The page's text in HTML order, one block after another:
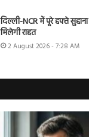
दिल्ली-NCR में पूरे हफ्ते
मिलेगी राहत
2 August 2026 - 7:28 AM